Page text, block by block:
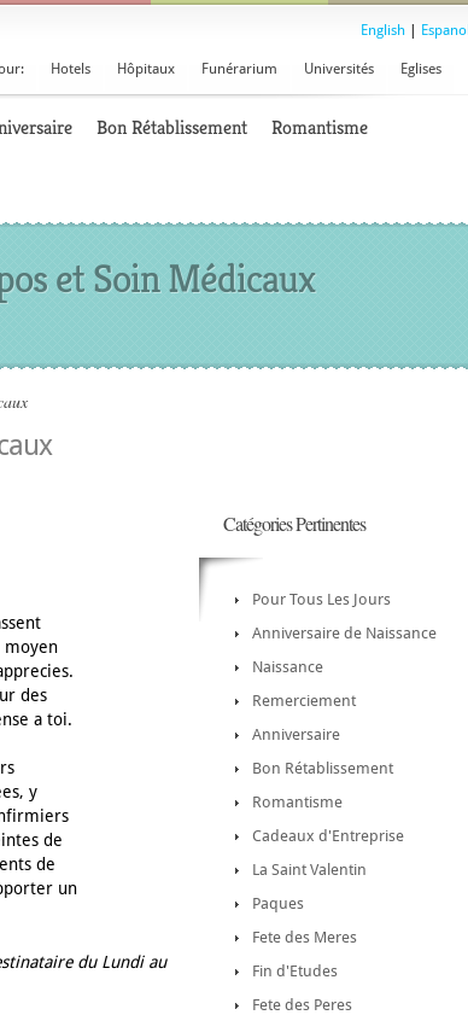
English Espanol
Hotels Hôpitaux Funérarium Universités Eglises
Bon Rétablissement Romantisme
et Soin Médicaux
moyen
des
a toi.
y
de
de
un
du Lundi au
Catégories Pertinentes
Pour Tous Les Jours
Anniversaire de Naissance
Naissance
Remerciement
Anniversaire
Bon Rétablissement
Romantisme
Cadeaux d'Entreprise
La Saint Valentin
Paques
Fete des Meres
Fin d'Etudes
Fete des Peres